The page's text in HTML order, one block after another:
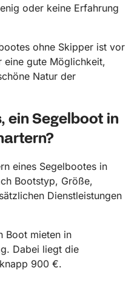
oder keine Erfahrung
ohne Skipper ist vor
eine gute Möglichkeit,
Natur der
ein Segelboot in
eines Segelbootes in
Bootstyp, Größe,
Dienstleistungen
Boot mieten in
Dabei liegt die
900 €.